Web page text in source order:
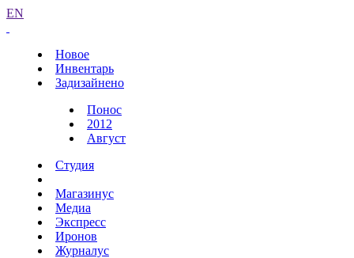
EN
Новое
Инвентарь
Задизайнено
Понос
2012
Август
Студия
Магазинус
Медиа
Экспресс
Иронов
Журналус